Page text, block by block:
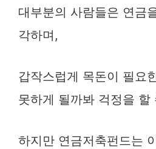
대부분의 사람들은 연금
각하며,
갑작스럽게 목돈이 필요
못하게 될까봐 걱정을 할
하지만 연금저축펀드는